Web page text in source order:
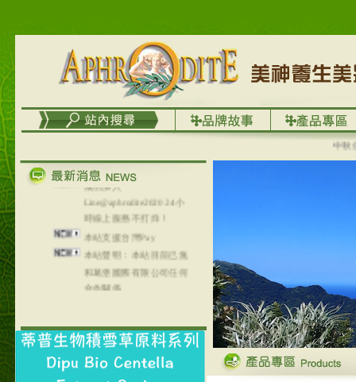
中秋優選
在外租屋者、居住處無管
理員、不方便在工作地點
取件者，歡迎多多使用
【郵局i郵箱】的服務喔～
【i郵箱】設立的地點，請
成功加入
Line@aphrodite2020 24小
本站支援台灣Pay
本站聲明：本站目前已無
和葛堡國際有限公司任何
本站支援支付宝
NT$320(RMB￥71.00)